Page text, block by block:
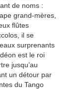
de noms :
grand-mères,
flûtes
il se
surprenants
est le roi
jusqu’au
un détour par
du Tango